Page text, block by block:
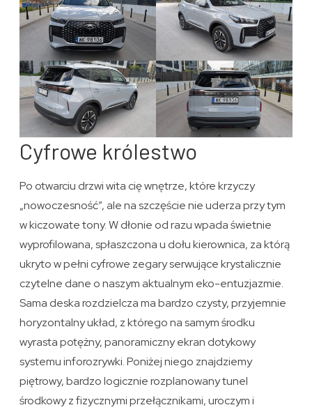
Cyfrowe królestwo
Po otwarciu drzwi wita cię wnętrze, które krzyczy
„nowoczesność”, ale na szczęście nie uderza przy tym
w kiczowate tony. W dłonie od razu wpada świetnie
wyprofilowana, spłaszczona u dołu kierownica, za którą
ukryto w pełni cyfrowe zegary serwujące krystalicznie
czytelne dane o naszym aktualnym eko-entuzjazmie.
Sama deska rozdzielcza ma bardzo czysty, przyjemnie
horyzontalny układ, z którego na samym środku
wyrasta potężny, panoramiczny ekran dotykowy
systemu inforozrywki. Poniżej niego znajdziemy
piętrowy, bardzo logicznie rozplanowany tunel
środkowy z fizycznymi przełącznikami, uroczym i